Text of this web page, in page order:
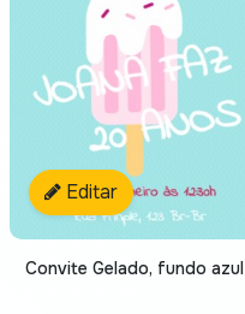
Editar
Convite Gelado, fundo azul